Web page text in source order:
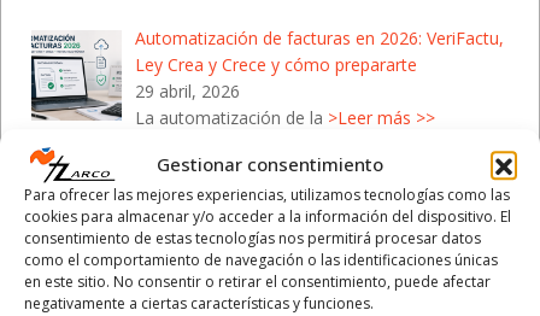
Gestionar consentimiento
Para ofrecer las mejores experiencias, utilizamos tecnologías como las
cookies para almacenar y/o acceder a la información del dispositivo. El
consentimiento de estas tecnologías nos permitirá procesar datos
como el comportamiento de navegación o las identificaciones únicas
en este sitio. No consentir o retirar el consentimiento, puede afectar
negativamente a ciertas características y funciones.
Automatización de facturas en 2026: VeriFactu,
Ley Crea y Crece y cómo prepararte
29 abril, 2026
La automatización de la >Leer más >>
Campaña de la Renta 2026: Cómo protegerte de
las estafas de Hacienda
28 abril, 2026
Con el inicio de la Campaña de la>Leer más >>